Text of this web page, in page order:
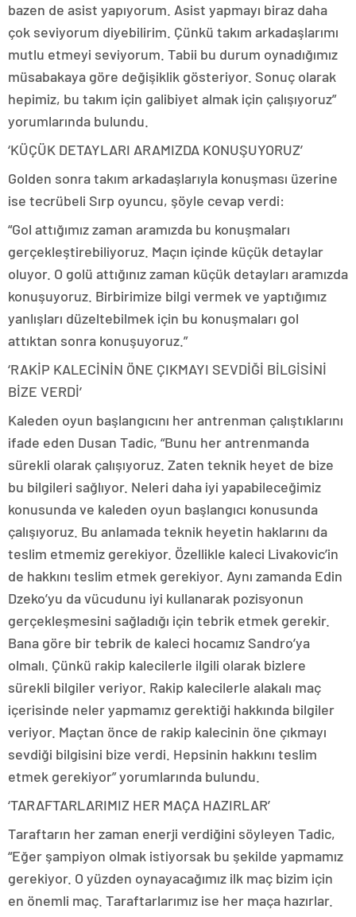
bazen de asist yapıyorum. Asist yapmayı biraz daha
çok seviyorum diyebilirim. Çünkü takım arkadaşlarımı
mutlu etmeyi seviyorum. Tabii bu durum oynadığımız
müsabakaya göre değişiklik gösteriyor. Sonuç olarak
hepimiz, bu takım için galibiyet almak için çalışıyoruz”
yorumlarında bulundu.
‘KÜÇÜK DETAYLARI ARAMIZDA KONUŞUYORUZ’
Golden sonra takım arkadaşlarıyla konuşması üzerine
ise tecrübeli Sırp oyuncu, şöyle cevap verdi:
“Gol attığımız zaman aramızda bu konuşmaları
gerçekleştirebiliyoruz. Maçın içinde küçük detaylar
oluyor. O golü attığınız zaman küçük detayları aramızda
konuşuyoruz. Birbirimize bilgi vermek ve yaptığımız
yanlışları düzeltebilmek için bu konuşmaları gol
attıktan sonra konuşuyoruz.”
‘RAKİP KALECİNİN ÖNE ÇIKMAYI SEVDİĞİ BİLGİSİNİ
BİZE VERDİ’
Kaleden oyun başlangıcını her antrenman çalıştıklarını
ifade eden Dusan Tadic, “Bunu her antrenmanda
sürekli olarak çalışıyoruz. Zaten teknik heyet de bize
bu bilgileri sağlıyor. Neleri daha iyi yapabileceğimiz
konusunda ve kaleden oyun başlangıcı konusunda
çalışıyoruz. Bu anlamada teknik heyetin haklarını da
teslim etmemiz gerekiyor. Özellikle kaleci Livakovic’in
de hakkını teslim etmek gerekiyor. Aynı zamanda Edin
Dzeko’yu da vücudunu iyi kullanarak pozisyonun
gerçekleşmesini sağladığı için tebrik etmek gerekir.
Bana göre bir tebrik de kaleci hocamız Sandro’ya
olmalı. Çünkü rakip kalecilerle ilgili olarak bizlere
sürekli bilgiler veriyor. Rakip kalecilerle alakalı maç
içerisinde neler yapmamız gerektiği hakkında bilgiler
veriyor. Maçtan önce de rakip kalecinin öne çıkmayı
sevdiği bilgisini bize verdi. Hepsinin hakkını teslim
etmek gerekiyor” yorumlarında bulundu.
‘TARAFTARLARIMIZ HER MAÇA HAZIRLAR’
Taraftarın her zaman enerji verdiğini söyleyen Tadic,
“Eğer şampiyon olmak istiyorsak bu şekilde yapmamız
gerekiyor. O yüzden oynayacağımız ilk maç bizim için
en önemli maç. Taraftarlarımız ise her maça hazırlar.